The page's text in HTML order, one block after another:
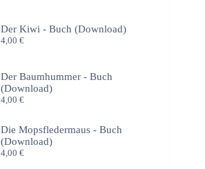
Der Kiwi - Buch (Download)
4,00 €
Der Baumhummer - Buch
(Download)
4,00 €
Die Mopsfledermaus - Buch
(Download)
4,00 €